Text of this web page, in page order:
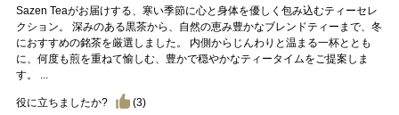
Sazen Teaがお届けする、寒い季節に心と身体を優しく包み込むティーセレ
クション。 深みのある黒茶から、自然の恵み豊かなブレンドティーまで、冬
におすすめの銘茶を厳選しました。 内側からじんわりと温まる一杯ととも
に、何度も煎を重ねて愉しむ、豊かで穏やかなティータイムをご提案しま
す。 ...
役に立ちましたか? (3)